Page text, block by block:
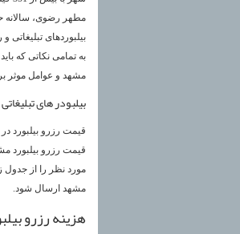
بیلبوردهای
به تمامی نکاتی که
مشهد و عوامل موثر
بیلبودر های
قیمت رزرو بیلبورد
قیمت رزرو بیلبورد
مورد نظر را از جدول
مشهد ارسال شود.
هزینه رزرو